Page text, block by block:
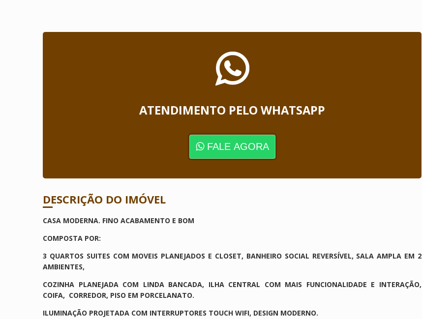
ATENDIMENTO PELO WHATSAPP
FALE AGORA
DESCRIÇÃO DO IMÓVEL
CASA MODERNA. FINO ACABAMENTO E BOM
COMPOSTA POR:
3 QUARTOS SUITES COM MOVEIS PLANEJADOS E CLOSET, BANHEIRO SOCIAL REVERSÍVEL, SALA AMPLA EM 2
AMBIENTES,
COZINHA PLANEJADA COM LINDA BANCADA, ILHA CENTRAL COM MAIS FUNCIONALIDADE E INTERAÇÃO,
COIFA, CORREDOR, PISO EM PORCELANATO.
ILUMINAÇÃO PROJETADA COM INTERRUPTORES TOUCH WIFI, DESIGN MODERNO.